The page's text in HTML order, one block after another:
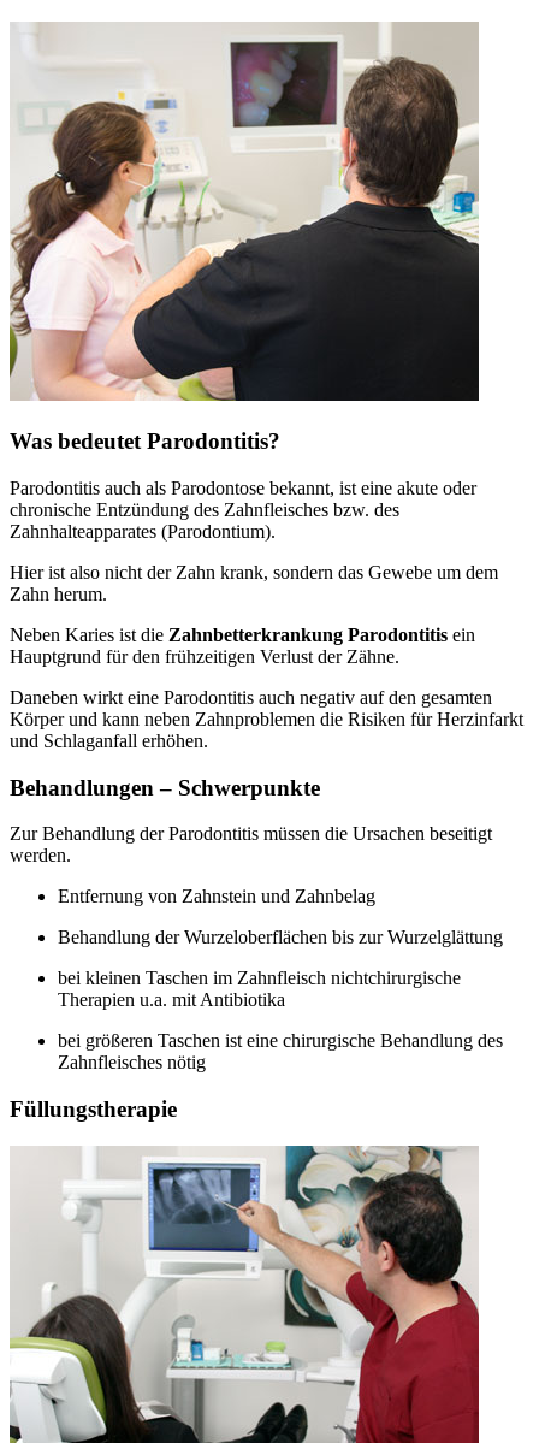
Was bedeutet Parodontitis?
Parodontitis auch als Parodontose bekannt, ist eine akute oder
chronische Entzündung des Zahnfleisches bzw. des
Zahnhalteapparates (Parodontium).
Hier ist also nicht der Zahn krank, sondern das Gewebe um dem
Zahn herum.
Neben Karies ist die Zahnbetterkrankung Parodontitis ein
Hauptgrund für den frühzeitigen Verlust der Zähne.
Daneben wirkt eine Parodontitis auch negativ auf den gesamten
Körper und kann neben Zahnproblemen die Risiken für Herzinfarkt
und Schlaganfall erhöhen.
Behandlungen – Schwerpunkte
Zur Behandlung der Parodontitis müssen die Ursachen beseitigt
werden.
Entfernung von Zahnstein und Zahnbelag
Behandlung der Wurzeloberflächen bis zur Wurzelglättung
bei kleinen Taschen im Zahnfleisch nichtchirurgische
Therapien u.a. mit Antibiotika
bei größeren Taschen ist eine chirurgische Behandlung des
Zahnfleisches nötig
Füllungstherapie